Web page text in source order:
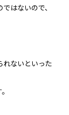
はないので、
れないといった